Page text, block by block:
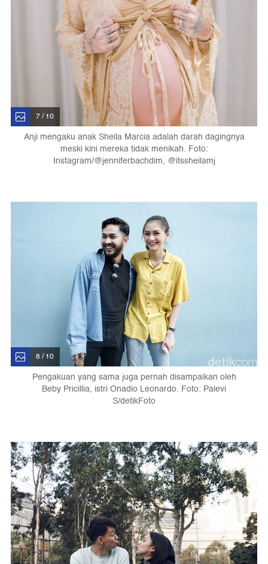
7 / 10
Anji mengaku anak Sheila Marcia adalah darah dagingnya
meski kini mereka tidak menikah. Foto:
Instagram/@jenniferbachdim, @itssheilamj
8 / 10
Pengakuan yang sama juga pernah disampaikan oleh
Beby Pricillia, istri Onadio Leonardo. Foto: Palevi
S/detikFoto